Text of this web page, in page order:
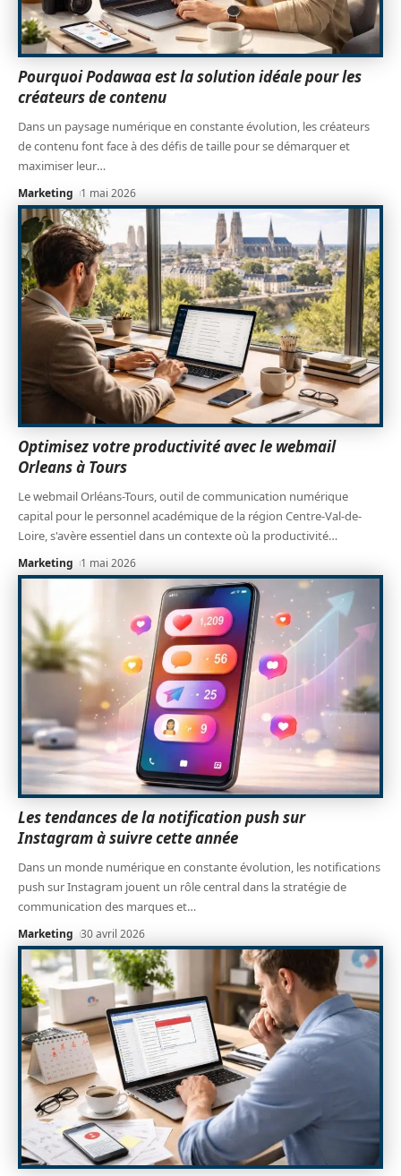
Pourquoi Podawaa est la solution idéale pour les
créateurs de contenu
Dans un paysage numérique en constante évolution, les créateurs
de contenu font face à des défis de taille pour se démarquer et
maximiser leur…
Marketing 1 mai 2026
Optimisez votre productivité avec le webmail
Orleans à Tours
Le webmail Orléans-Tours, outil de communication numérique
capital pour le personnel académique de la région Centre-Val-de-
Loire, s'avère essentiel dans un contexte où la productivité…
Marketing 1 mai 2026
Les tendances de la notification push sur
Instagram à suivre cette année
Dans un monde numérique en constante évolution, les notifications
push sur Instagram jouent un rôle central dans la stratégie de
communication des marques et…
Marketing 30 avril 2026